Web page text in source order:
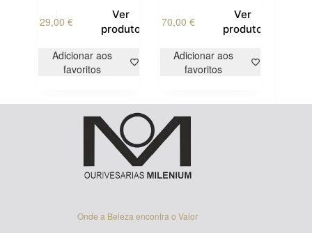
29,00€
Ver
produto
product
multiple
variants.
Adicionar aos
favoritos
70,00 €
Ver
produto
product
multiple
variants.
be
chosen
on
product
Adicionar aos
favoritos
Onde a Beleza encontra o Valor